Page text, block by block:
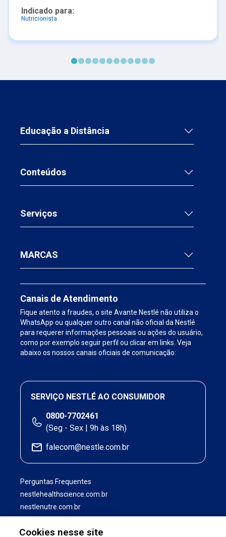
que buscam aprimorar suas habilidades na triagem
e avaliação nutricional. Ao longo de seis aulas
interpretação de dados e como aplicar esses
casos clínicos.Explore a importância da triagem
e desenvolva estratégias para garantir a
Indicado para:
Nutricionista
Educação a Distância
Conteúdos
Serviços
MARCAS
Canais de Atendimento
Fique atento a fraudes, o site Avante Nestlé não utiliza o
WhatsApp ou qualquer outro canal não oficial da Nestlé
para requerer informações pessoais ou ações do usuário,
como por exemplo seguir perfil ou clicar em links. Veja
abaixo os nossos canais oficiais de comunicação:
SERVIÇO NESTLÉ AO CONSUMIDOR
0800-7702461
(Seg - Sex | 9h às 18h)
falecom@nestle.com.br
Perguntas Frequentes
nestlehealthscience.com.br
nestlenutre.com.br
Cookies nesse site